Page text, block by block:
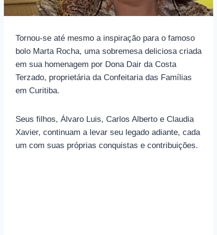
Tornou-se até mesmo a inspiração para o famoso
bolo Marta Rocha, uma sobremesa deliciosa criada
em sua homenagem por Dona Dair da Costa
Terzado, proprietária da Confeitaria das Famílias
em Curitiba.
Seus filhos, Álvaro Luis, Carlos Alberto e Claudia
Xavier, continuam a levar seu legado adiante, cada
um com suas próprias conquistas e contribuições.